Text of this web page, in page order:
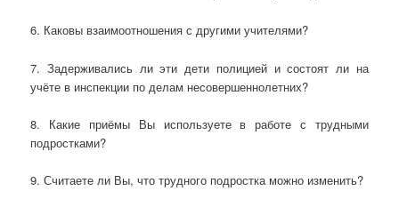
6. Каковы взаимоотношения с другими учителями?
7. Задерживались ли эти дети полицией и состоят ли на
учёте в инспекции по делам несовершеннолетних?
8. Какие приёмы Вы используете в работе с трудными
подростками?
9. Считаете ли Вы, что трудного подростка можно изменить?